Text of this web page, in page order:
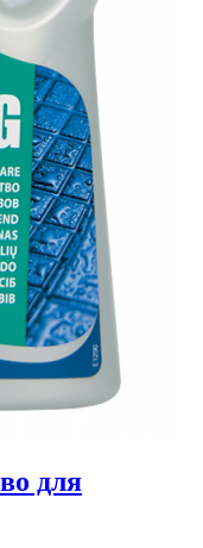
для